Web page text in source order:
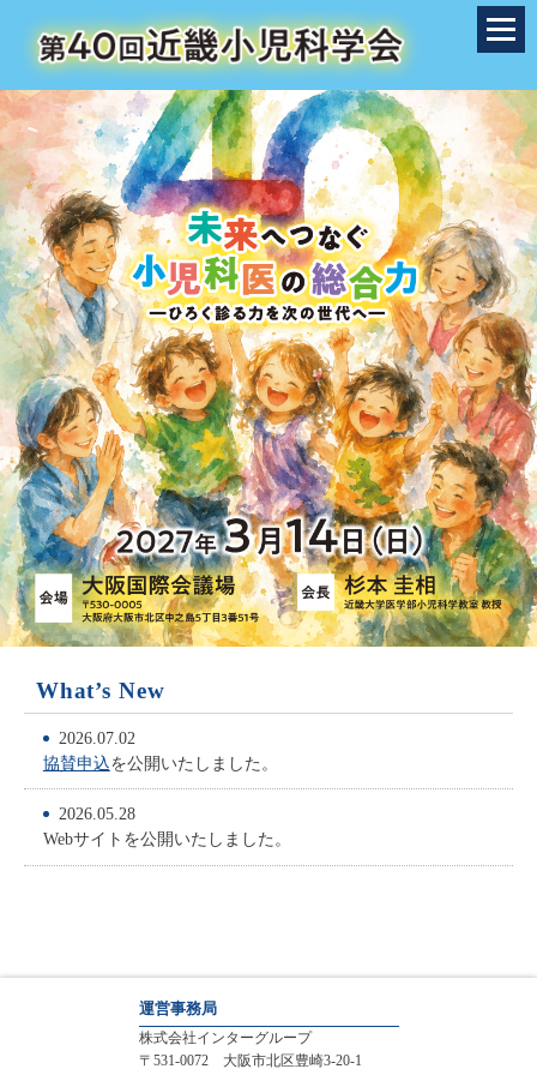
What’s New
2026.07.02
協賛申込を公開いたしました。
2026.05.28
Webサイトを公開いたしました。
運営事務局
株式会社インターグループ
〒531-0072 大阪市北区豊崎3-20-1